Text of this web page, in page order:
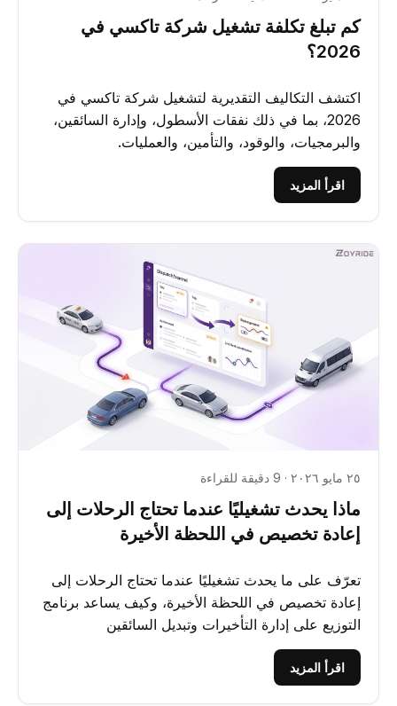
كم تبلغ تكلفة تشغيل شركة تاكسي في
2026؟
اكتشف التكاليف التقديرية لتشغيل شركة تاكسي في
2026، بما في ذلك نفقات الأسطول، وإدارة السائقين،
والبرمجيات، والوقود، والتأمين، والعمليات.
اقرأ المزيد
٢٥ مايو ٢٠٢٦ · 9 دقيقة للقراءة
ماذا يحدث تشغيليًا عندما تحتاج الرحلات إلى
إعادة تخصيص في اللحظة الأخيرة
تعرّف على ما يحدث تشغيليًا عندما تحتاج الرحلات إلى
إعادة تخصيص في اللحظة الأخيرة، وكيف يساعد برنامج
التوزيع على إدارة التأخيرات وتبديل السائقين
واستمرارية...
اقرأ المزيد